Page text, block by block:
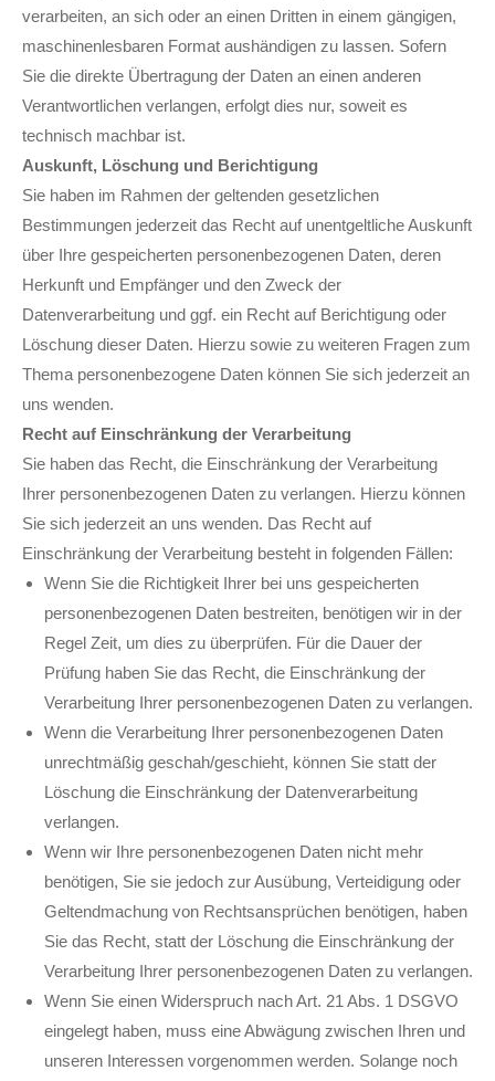
verarbeiten, an sich oder an einen Dritten in einem gängigen,
maschinenlesbaren Format aushändigen zu lassen. Sofern
Sie die direkte Übertragung der Daten an einen anderen
Verantwortlichen verlangen, erfolgt dies nur, soweit es
technisch machbar ist.
Auskunft, Löschung und Berichtigung
Sie haben im Rahmen der geltenden gesetzlichen
Bestimmungen jederzeit das Recht auf unentgeltliche Auskunft
über Ihre gespeicherten personenbezogenen Daten, deren
Herkunft und Empfänger und den Zweck der
Datenverarbeitung und ggf. ein Recht auf Berichtigung oder
Löschung dieser Daten. Hierzu sowie zu weiteren Fragen zum
Thema personenbezogene Daten können Sie sich jederzeit an
uns wenden.
Recht auf Einschränkung der Verarbeitung
Sie haben das Recht, die Einschränkung der Verarbeitung
Ihrer personenbezogenen Daten zu verlangen. Hierzu können
Sie sich jederzeit an uns wenden. Das Recht auf
Einschränkung der Verarbeitung besteht in folgenden Fällen:
Wenn Sie die Richtigkeit Ihrer bei uns gespeicherten
personenbezogenen Daten bestreiten, benötigen wir in der
Regel Zeit, um dies zu überprüfen. Für die Dauer der
Prüfung haben Sie das Recht, die Einschränkung der
Verarbeitung Ihrer personenbezogenen Daten zu verlangen.
Wenn die Verarbeitung Ihrer personenbezogenen Daten
unrechtmäßig geschah/geschieht, können Sie statt der
Löschung die Einschränkung der Datenverarbeitung
verlangen.
Wenn wir Ihre personenbezogenen Daten nicht mehr
benötigen, Sie sie jedoch zur Ausübung, Verteidigung oder
Geltendmachung von Rechtsansprüchen benötigen, haben
Sie das Recht, statt der Löschung die Einschränkung der
Verarbeitung Ihrer personenbezogenen Daten zu verlangen.
Wenn Sie einen Widerspruch nach Art. 21 Abs. 1 DSGVO
eingelegt haben, muss eine Abwägung zwischen Ihren und
unseren Interessen vorgenommen werden. Solange noch